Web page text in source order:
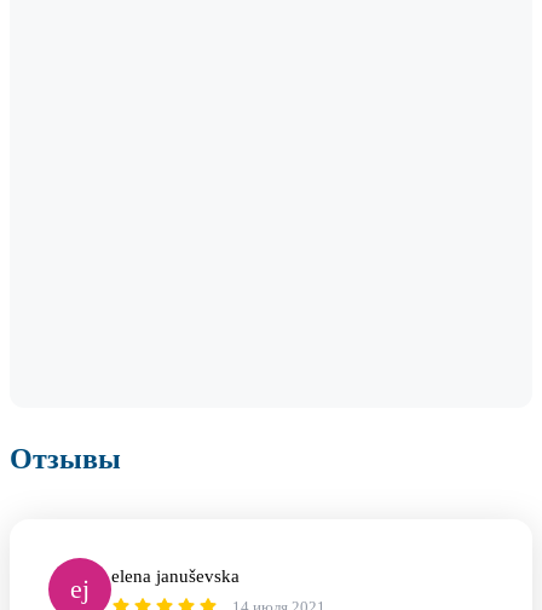
Отзывы
ej elena januševska